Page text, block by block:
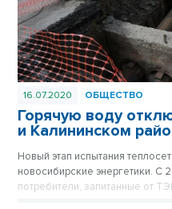
16.07.2020 ОБЩЕСТВО
Горячую воду
и Калининском
Новый этап испытания
новосибирские энергетики. С
потребители, запитанные от